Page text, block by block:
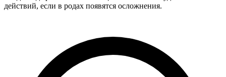
действий, если в родах появятся осложнения.